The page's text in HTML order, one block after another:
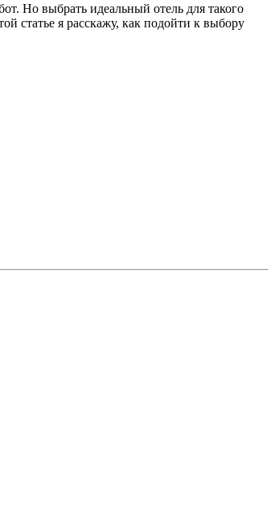
Но выбрать идеальный отель для такого
статье я расскажу, как подойти к выбору